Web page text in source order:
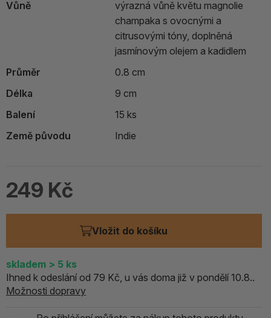
Vůně
výrazná vůně květu magnolie
champaka s ovocnými a
citrusovými tóny, doplněná
jasmínovým olejem a kadidlem
Průměr
0.8 cm
Délka
9 cm
Balení
15 ks
Země původu
Indie
249 Kč
Vložit do košíku
skladem > 5 ks
Ihned k odeslání od 79 Kč, u vás doma již v pondělí 10.8..
Možnosti dopravy